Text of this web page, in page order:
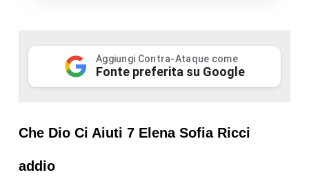
Aggiungi Contra-Ataque come
Fonte preferita su Google
Che Dio Ci Aiuti 7 Elena Sofia Ricci
addio